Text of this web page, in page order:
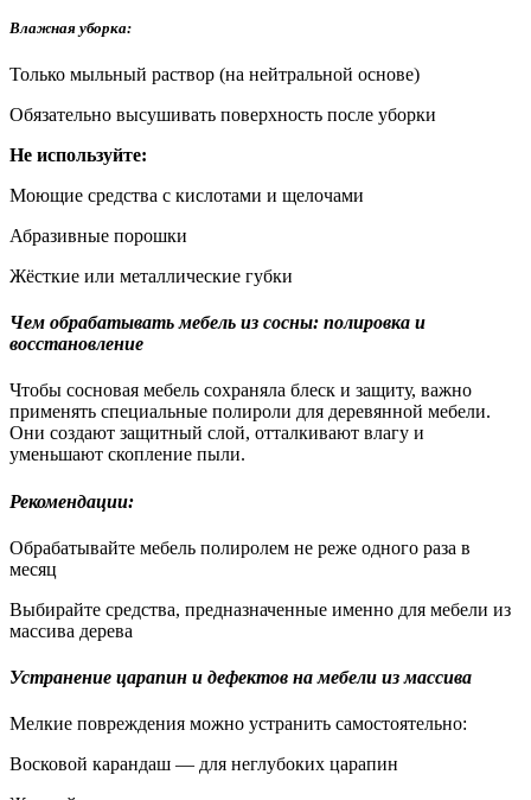
Влажная уборка:
Только мыльный раствор (на нейтральной основе)
Обязательно высушивать поверхность после уборки
Не используйте:
Моющие средства с кислотами и щелочами
Абразивные порошки
Жёсткие или металлические губки
Чем обрабатывать мебель из сосны: полировка и
восстановление
Чтобы сосновая мебель сохраняла блеск и защиту, важно
применять специальные полироли для деревянной мебели.
Они создают защитный слой, отталкивают влагу и
уменьшают скопление пыли.
Рекомендации:
Обрабатывайте мебель полиролем не реже одного раза в
месяц
Выбирайте средства, предназначенные именно для мебели из
массива дерева
Устранение царапин и дефектов на мебели из массива
Мелкие повреждения можно устранить самостоятельно:
Восковой карандаш — для неглубоких царапин